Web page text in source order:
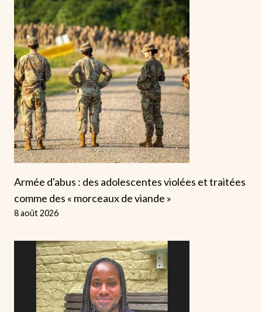
Armée d'abus : des adolescentes violées et traitées
comme des « morceaux de viande »
8 août 2026